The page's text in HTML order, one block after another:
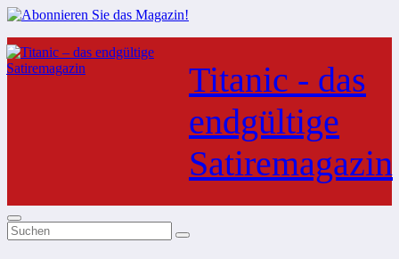
Zum
Inhalt
springen
Titanic - das
endgültige
Satiremagazin